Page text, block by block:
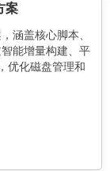
案
涵盖核心脚本、
能增量构建、平
优化磁盘管理和